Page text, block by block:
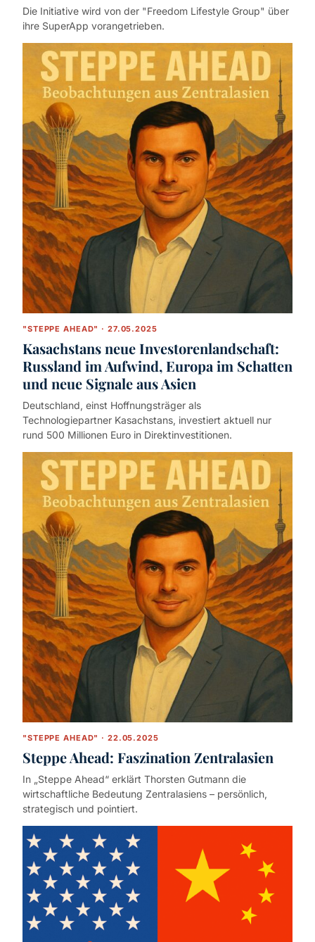
Die Initiative wird von der "Freedom Lifestyle Group" über
ihre SuperApp vorangetrieben.
"STEPPE AHEAD" · 27.05.2025
Kasachstans neue Investorenlandschaft:
Russland im Aufwind, Europa im Schatten
und neue Signale aus Asien
Deutschland, einst Hoffnungsträger als
Technologiepartner Kasachstans, investiert aktuell nur
rund 500 Millionen Euro in Direktinvestitionen.
"STEPPE AHEAD" · 22.05.2025
Steppe Ahead: Faszination Zentralasien
In „Steppe Ahead“ erklärt Thorsten Gutmann die
wirtschaftliche Bedeutung Zentralasiens – persönlich,
strategisch und pointiert.